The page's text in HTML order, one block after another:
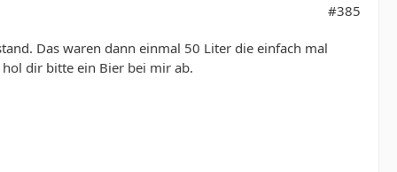
#385
Das waren dann einmal 50 Liter die einfach mal
dir bitte ein Bier bei mir ab.